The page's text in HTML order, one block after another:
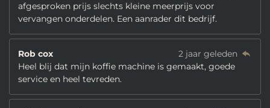
afgesproken prijs slechts kleine meerprijs voor
vervangen onderdelen. Een aanrader dit bedrijf.
Rob cox
2 jaar geleden
Heel blij dat mijn koffie machine is gemaakt, goede
service en heel tevreden.